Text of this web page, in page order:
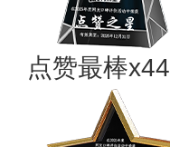
点赞最棒x44